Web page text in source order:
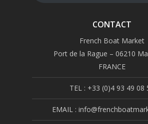
CONTACT
French Boat Market
Port de la Rague – 06210
FRANCE
TEL : +33 (0)4 93 49 08
EMAIL :